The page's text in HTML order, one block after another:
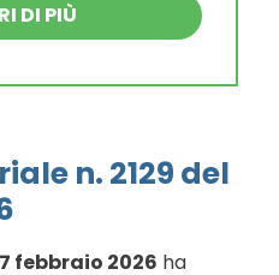
DI PIÙ
n. 2129 del
febbraio 2026 ha